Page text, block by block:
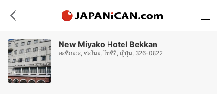
New Miyako Hotel Bekkan
อะชิกะงะ, ซะโนะ, โทชิงิ, ญี่ปุ่น, 326-0822